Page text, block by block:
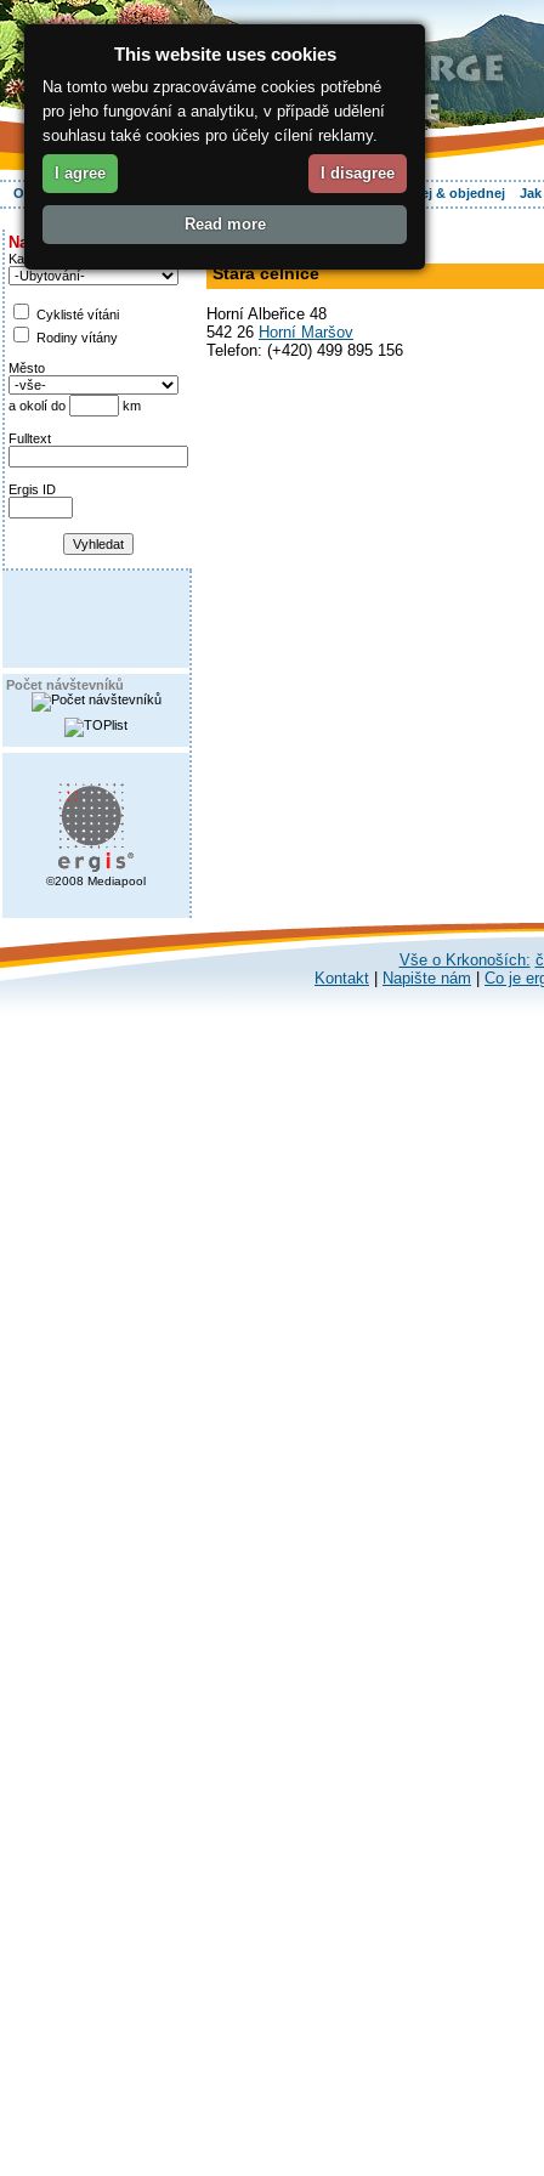
O regionu Aktivně Ubytování Hledej & objednej
Najděte si:
Kategorie
Cyklisté vítáni
Rodiny vítány
Město
a okolí do km
Fulltext
Ergis ID
Počet návštevníků
©2008 Mediapool
ergis.cz>
Stará celnice
Horní Albeřice 48
542 26 Horní Maršov
Telefon: (+420) 499 895 156
Vše o Krkonoších:
Kontakt
Napište nám Co je
This website uses cookies
Na tomto webu zpracováváme cookies potřebné
pro jeho fungování a analytiku, v případě udělení
souhlasu také cookies pro účely cílení reklamy.
I agree I disagree
Read more